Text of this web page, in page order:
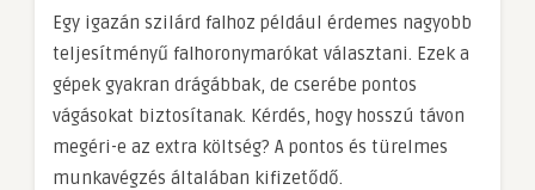
Egy igazán szilárd falhoz például érdemes nagyobb
teljesítményű falhoronymarókat választani. Ezek a
gépek gyakran drágábbak, de cserébe pontos
vágásokat biztosítanak. Kérdés, hogy hosszú távon
megéri-e az extra költség? A pontos és türelmes
munkavégzés általában kifizetődő.